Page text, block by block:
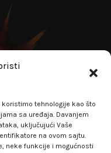
tehnologije kao što
sa uređaja. Davanjem
uključujući Vaše
na ovom sajtu.
neke funkcije i mogućnosti